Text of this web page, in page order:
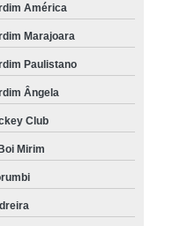
América
Marajoara
Paulistano
Ângela
Club
Mirim